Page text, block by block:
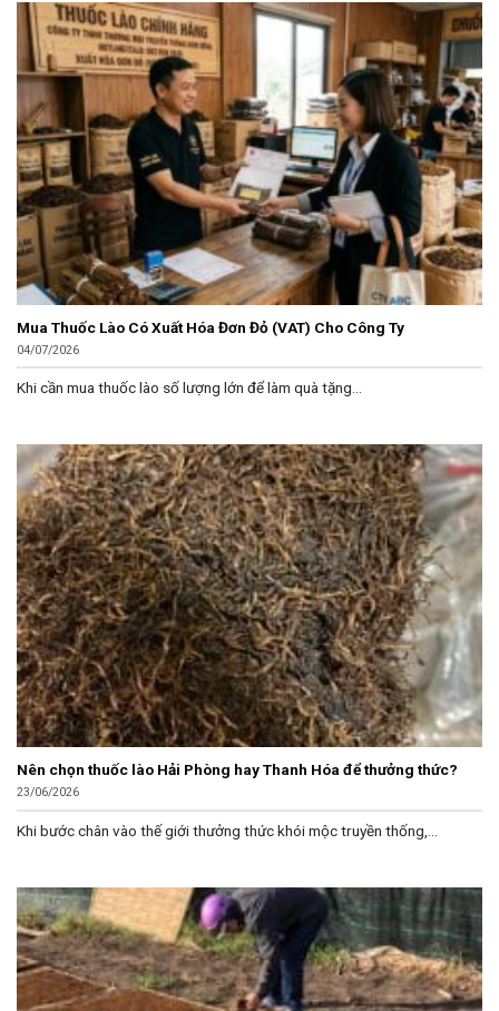
Mua Thuốc Lào Có Xuất Hóa Đơn Đỏ (VAT) Cho Công Ty
04/07/2026
Khi cần mua thuốc lào số lượng lớn để làm quà tặng...
Nên chọn thuốc lào Hải Phòng hay Thanh Hóa để thưởng thức?
23/06/2026
Khi bước chân vào thế giới thưởng thức khói mộc truyền thống,...